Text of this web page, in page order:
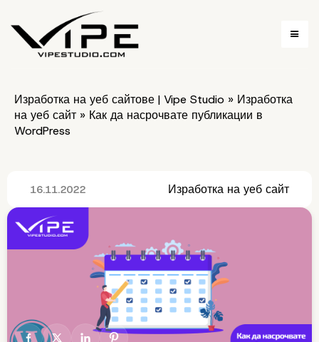
Изработка на уеб сайтове | Vipe Studio » Изработка
на уеб сайт » Как да насрочвате публикации в
WordPress
16.11.2022 Изработка на уеб сайт